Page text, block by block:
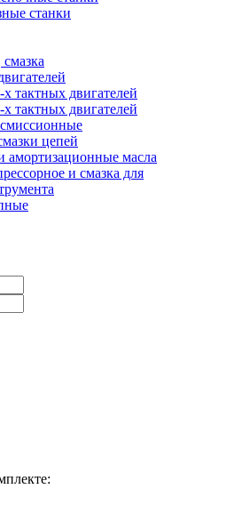
станки
х тактных двигателей
х тактных двигателей
цепей
амортизационные масла
и смазка для